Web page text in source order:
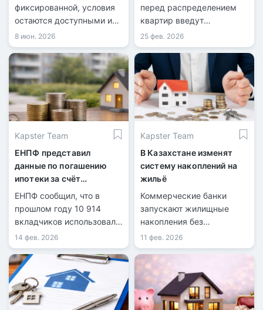
фиксированной, условия
остаются доступными и
прозрачными для
клиентов.
8 июн. 2026
перед распределением
квартир введут
обязательную проверку
данных.
25 фев. 2026
Kapster Team
ЕНПФ представил
данные по погашению
ипотеки за счёт
пенсионных накоплений
ЕНПФ сообщил, что в
прошлом году 10 914
вкладчиков использовали
пенсионные.
14 фев. 2026
Kapster Team
В Казахстане изменят
систему накоплений на
жильё
Коммерческие банки
запускают жилищные
накопления без
государственной премии.
11 фев. 2026